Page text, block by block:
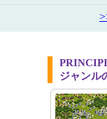
ジャンル